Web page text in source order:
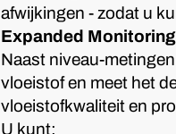
afwijkingen - zodat u
Expanded
Naast niveau-
vloeistof en meet het
vloeistofkwaliteit en
U kunt: